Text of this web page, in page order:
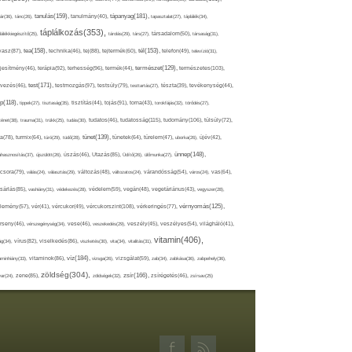
tánc(26), tanulás(159), tanulmány(40), tápanyag(181), tapasztalat(27), táplálék(34),
táplálkozás(353), tárolás(29), társ(27), társadalom(50), társaság(31),
tea(158), technika(46), tej(88), tejtermék(60), tél(153), telefon(49), televízió(31),
terápia(92), terhesség(96), termék(44), természet(129), természetes(103),
test(171), testmozgás(97), testsúly(79), testtartás(27), tészta(39), tevékenység(44),
tippek(27), tisztaság(35), tisztítás(44), tojás(91), torna(43), torokfájás(32), törődés(27),
trauma(31), trükk(25), tudás(30), tudatos(46), tudatosság(115), tudomány(106), túlsúly(72),
turmix(64), túró(29), tüdő(28), tünet(139), tünetek(64), türelem(47), uborka(26), újév(42),
újszülött(26), úszás(46), Utazás(85), Üdítő(26), ülőmunka(27), ünnep(148),
válás(24), választás(29), változás(48), változatos(24), várandósság(54), város(24), vas(64),
vashiány(31), védekezés(28), védelem(59), vegán(48), vegetáriánus(43), vegyszer(28),
vér(41), vércukor(49), vércukorszint(108), vérkeringés(77), vérnyomás(125),
vérszegénység(34), vese(46), veszekedés(29), veszély(45), veszélyes(54), világháló(41),
vírus(82), viselkedés(86), viszketés(30), vita(34), vitalitás(31), vitamin(406),
vitaminok(86), víz(184), vizsga(26), vizsgálat(59), zab(34), zabkása(36), zabpehely(36),
zene(85), zöldség(304), zöldségek(32), zsír(166), zsírégetés(46), zsírsav(25)